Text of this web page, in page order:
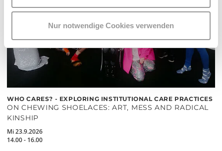
Nur notwendige Cookies verwenden
WHO CARES? - EXPLORING INSTITUTIONAL CARE PRACTICES
ON CHEWING SHOELACES: ART, MESS AND RADICAL
KINSHIP
Mi 23.9.2026
14.00 - 16.00